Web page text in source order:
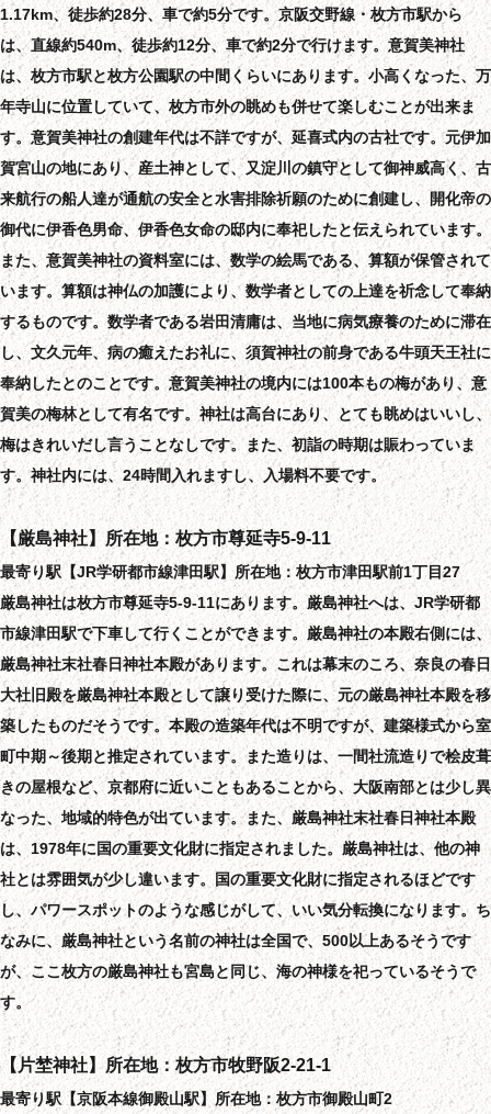
1.17km、徒歩約28分、車で約5分です。京阪交野線・枚方市駅から
は、直線約540m、徒歩約12分、車で約2分で行けます。意賀美神社
は、枚方市駅と枚方公園駅の中間くらいにあります。小高くなった、万
年寺山に位置していて、枚方市外の眺めも併せて楽しむことが出来ま
す。意賀美神社の創建年代は不詳ですが、延喜式内の古社です。元伊加
賀宮山の地にあり、産土神として、又淀川の鎮守として御神威高く、古
来航行の船人達が通航の安全と水害排除祈願のために創建し、開化帝の
御代に伊香色男命、伊香色女命の邸内に奉祀したと伝えられています。
また、意賀美神社の資料室には、数学の絵馬である、算額が保管されて
います。算額は神仏の加護により、数学者としての上達を祈念して奉納
するものです。数学者である岩田清庸は、当地に病気療養のために滞在
し、文久元年、病の癒えたお礼に、須賀神社の前身である牛頭天王社に
奉納したとのことです。意賀美神社の境内には100本もの梅があり、意
賀美の梅林として有名です。神社は高台にあり、とても眺めはいいし、
梅はきれいだし言うことなしです。また、初詣の時期は賑わっていま
す。神社内には、24時間入れますし、入場料不要です。
【厳島神社】所在地：枚方市尊延寺5-9-11
最寄り駅【JR学研都市線津田駅】所在地：枚方市津田駅前1丁目27
厳島神社は枚方市尊延寺5-9-11にあります。厳島神社へは、JR学研都
市線津田駅で下車して行くことができます。厳島神社の本殿右側には、
厳島神社末社春日神社本殿があります。これは幕末のころ、奈良の春日
大社旧殿を厳島神社本殿として譲り受けた際に、元の厳島神社本殿を移
築したものだそうです。本殿の造築年代は不明ですが、建築様式から室
町中期～後期と推定されています。また造りは、一間社流造りで桧皮葺
きの屋根など、京都府に近いこともあることから、大阪南部とは少し異
なった、地域的特色が出ています。また、厳島神社末社春日神社本殿
は、1978年に国の重要文化財に指定されました。厳島神社は、他の神
社とは雰囲気が少し違います。国の重要文化財に指定されるほどです
し、パワースポットのような感じがして、いい気分転換になります。ち
なみに、厳島神社という名前の神社は全国で、500以上あるそうです
が、ここ枚方の厳島神社も宮島と同じ、海の神様を祀っているそうで
す。
【片埜神社】所在地：枚方市牧野阪2-21-1
最寄り駅【京阪本線御殿山駅】所在地：枚方市御殿山町2